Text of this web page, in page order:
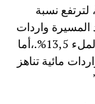
أعلى واردات مائية، حيث تبلغ 102,6 مليون م³، لترتفع نسبة
سد المسيرة واردات
مائية تصل إلى 18,4 مليون م³، مع بلوغ نسبة الملء 13,5%.،أما
مائية تناهز